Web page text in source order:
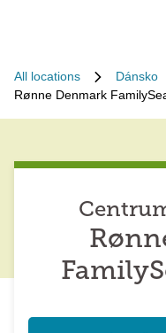
All locations Dánsko
Rønne Denmark